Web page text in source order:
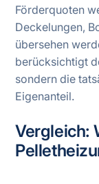
Förderquoten
Deckelungen,
übersehen
berücksichtigt
sondern die
Eigenanteil.
Vergleich: